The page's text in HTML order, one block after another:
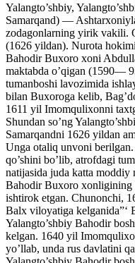
Yalangto’shbiy,
Samarqand) —
zodagonlarning yirik vakili.
(1626 yildan). Nurota
Bahodir Buxoro xoni
maktabda o’qigan (1590—
tumanboshi lavozimida
bilan Buxoroga kelib,
1611 yil Imomqulixonni
Shundan so’ng
Samarqandni 1626 yildan
Unga otaliq unvoni
qo’shini bo’lib, atrofdagi
natijasida juda katta moddiy
Bahodir Buxoro xonligining
ishtirok etgan. Chunonchi,
Balx viloyatiga kelganida”‘
Yalangto’shbiy Bahodir
kelgan. 1640 yil
yo’llab, unda rus davlatini